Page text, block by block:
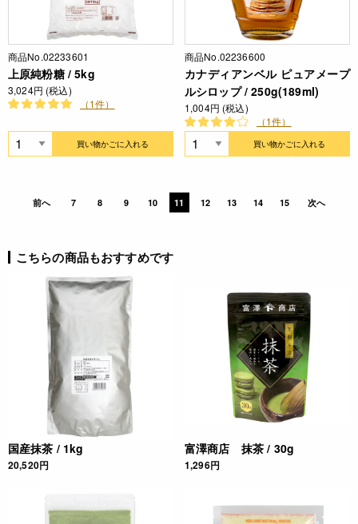
商品No.02233601
上原純粉糖 / 5kg
3,024円 (税込)
（1件）
買い物かごに入れる
商品No.02236600
カナディアンベル ピュアメープ
ルシロップ / 250g(189ml)
1,004円 (税込)
（1件）
買い物かごに入れる
前へ 7 8 9 10 11 12 13 14 15 次へ
こちらの商品もおすすめです
国産抹茶 / 1kg
20,520円
富澤商店 抹茶 / 30g
1,296円